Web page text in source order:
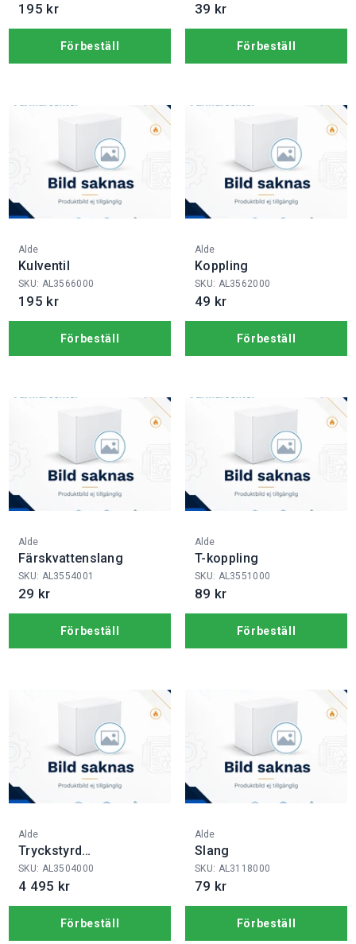
195 kr
Förbeställ
39 kr
Förbeställ
Fabrikat:
Alde
Kulventil
SKU: AL3566000
195 kr
Förbeställ
Fabrikat:
Alde
Koppling
SKU: AL3562000
49 kr
Förbeställ
Fabrikat:
Alde
Färskvattenslang
SKU: AL3554001
29 kr
Förbeställ
Fabrikat:
Alde
T-koppling
SKU: AL3551000
89 kr
Förbeställ
Fabrikat:
Alde
Tryckstyrd
Färskvattenpump
SKU: AL3504000
4 495 kr
Förbeställ
Fabrikat:
Alde
Slang
SKU: AL3118000
79 kr
Förbeställ